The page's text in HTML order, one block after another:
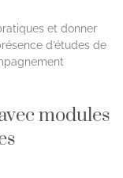
et donner
d’études de
modules